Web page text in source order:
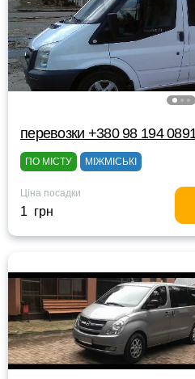
перевозки +380 98 194
ПО МІСТУ МІЖМІСЬКІ
Ціна посадки
1 грн